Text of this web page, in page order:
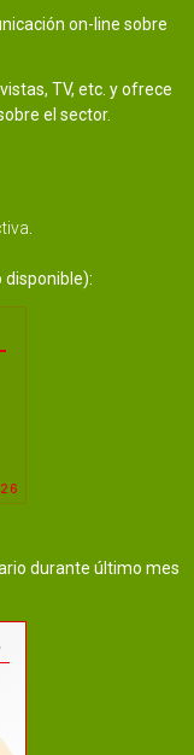
on-line sobre
TV, etc. y ofrece
el sector.
.
disponible):
durante último mes